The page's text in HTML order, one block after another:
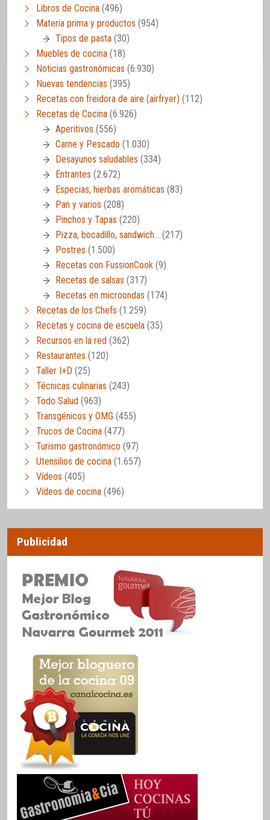
Libros de Cocina (496)
Materia prima y productos (954)
Tipos de pasta (30)
Muebles de cocina (18)
Noticias gastronómicas (6.930)
Nuevas tendencias (395)
Recetas con freidora de aire (airfryer) (112)
Recetas de Cocina (6.926)
Aperitivos (556)
Carne y Pescado (1.030)
Desayunos saludables (334)
Entrantes (2.672)
Especias, hierbas aromáticas (83)
Pan y varios (208)
Pinchos y Tapas (220)
Pizza, bocadillo, sandwich… (217)
Postres (1.500)
Recetas con FussionCook (9)
Recetas de salsas (317)
Recetas en microondas (174)
Recetas de los Chefs (1.259)
Recetas y cocina de escuela (35)
Recursos en la red (362)
Restaurantes (120)
Taller I+D (25)
Técnicas culinarias (243)
Todo Salud (963)
Transgénicos y OMG (455)
Trucos de Cocina (477)
Turismo gastronómico (97)
Utensilios de cocina (1.657)
Vídeos (405)
Vídeos de cocina (496)
Publicidad